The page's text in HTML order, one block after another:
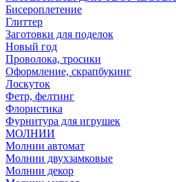
Бисероплетение
Глиттер
Заготовки для поделок
Новый год
Проволока, тросики
Оформление, скрапбукинг
Лоскуток
Фетр, фелтинг
Флористика
Фурнитура для игрушек
МОЛНИИ
Молнии автомат
Молнии двухзамковые
Молнии декор